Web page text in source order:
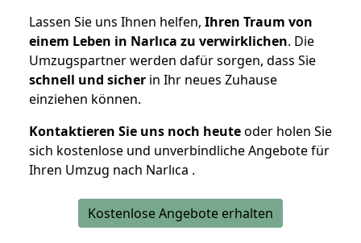
Lassen Sie uns Ihnen helfen, Ihren Traum von
einem Leben in Narlıca zu verwirklichen. Die
Umzugspartner werden dafür sorgen, dass Sie
schnell und sicher in Ihr neues Zuhause
einziehen können.
Kontaktieren Sie uns noch heuteoder holen Sie
sich kostenlose und unverbindliche Angebote für
Ihren Umzug nach Narlıca .
Kostenlose Angebote erhalten